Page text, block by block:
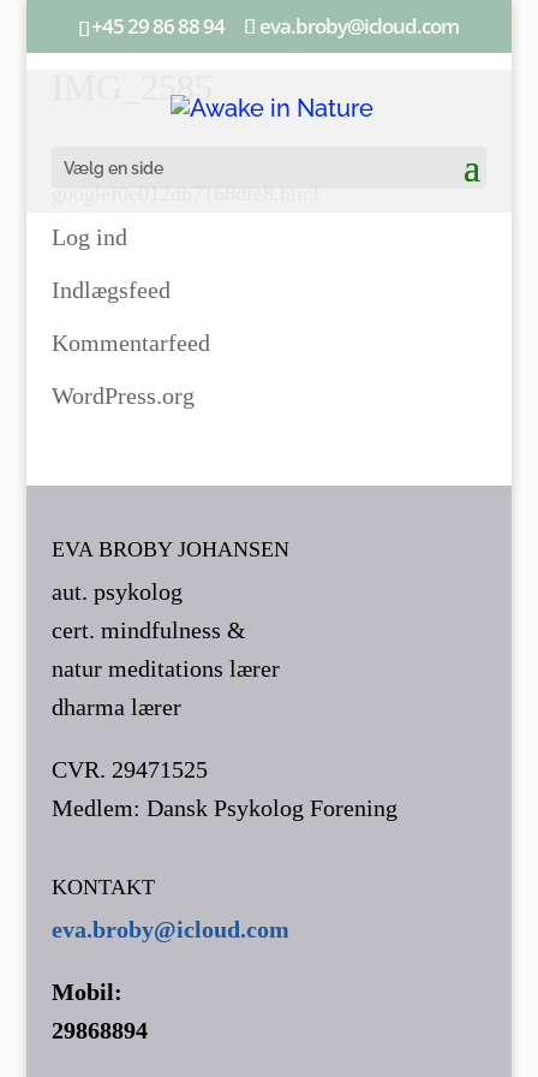
+45 29 86 88 94 eva.broby@icloud.com
Vælg en side
IMG_2585
googlef0e012db7168dfe8.html
Log ind
Indlægsfeed
Kommentarfeed
WordPress.org
EVA BROBY JOHANSEN
aut. psykolog
cert. mindfulness &
natur meditations lærer
dharma lærer
CVR. 29471525
Medlem: Dansk Psykolog Forening
KONTAKT
eva.broby@icloud.com
Mobil:
29868894